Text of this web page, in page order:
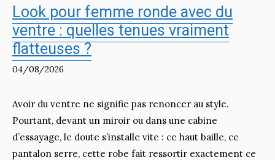
Look pour femme ronde avec du
ventre : quelles tenues vraiment
flatteuses ?
04/08/2026
Avoir du ventre ne signifie pas renoncer au style.
Pourtant, devant un miroir ou dans une cabine
d’essayage, le doute s’installe vite : ce haut baille, ce
pantalon serre, cette robe fait ressortir exactement ce